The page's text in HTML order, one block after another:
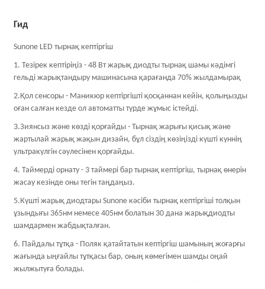
Гид
Sunone LED тырнақ кептіргіш
1. Тезірек кептіріңіз - 48 Вт жарық диодты тырнақ шамы кәдімгі
гельді жарықтандыру машинасына қарағанда 70% жылдамырақ
2.Қол сенсоры - Маникюр кептіргішті қосқаннан кейін, қолыңызды
оған салған кезде ол автоматты түрде жұмыс істейді.
3.Зиянсыз және көзді қорғайды - Тырнақ жарығы қисық және
жартылай жарық жақын дизайн, бұл сіздің көзіңізді күшті күннің
ультракүлгін сәулесінен қорғайды.
4. Таймерді орнату - 3 таймері бар тырнақ кептіргіш, тырнақ өнерін
жасау кезінде оны тегін таңдаңыз.
5.Күшті жарық диодтары Sunone кәсіби тырнақ кептіргіші толқын
ұзындығы 365нм немесе 405нм болатын 30 дана жарықдиодты
шамдармен жабдықталған.
6. Пайдалы тұтқа - Поляк қатайтатын кептіргіш шамының жоғарғы
жағында ыңғайлы тұтқасы бар, оның көмегімен шамды оңай
жылжытуға болады.